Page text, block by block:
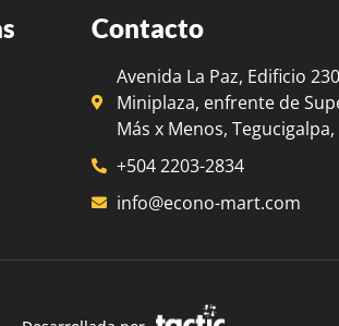
Contacto
Avenida La Paz, Edificio
Miniplaza, enfrente de
Más x Menos,
+504 2203-2834
info@econo-mart.com